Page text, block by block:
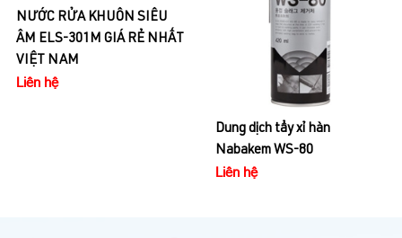
Hóa chất tẩy rỉ sét Nabakem
FC-1 Hàn Quốc
Liên hệ